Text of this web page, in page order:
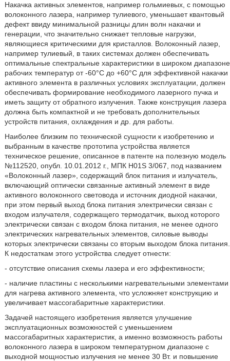
Накачка активных элементов, например гольмиевых, с помощью
волоконного лазера, например тулиевого, уменьшает квантовый
дефект ввиду минимальной разницы длин волн накачки и
генерации, что значительно снижает тепловые нагрузки,
являющиеся критическими для кристаллов. Волоконный лазер,
например тулиевый, в таких системах должен обеспечивать
оптимальные спектральные характеристики в широком диапазоне
рабочих температур от -60°С до +60°С для эффективной накачки
активного элемента в различных условиях эксплуатации, должен
обеспечивать формирование необходимого лазерного пучка и
иметь защиту от обратного излучения. Также конструкция лазера
должна быть компактной и не требовать дополнительных
устройств питания, охлаждения и др. для работы.
Наиболее близким по технической сущности к изобретению и
выбранным в качестве прототипа устройства является
техническое решение, описанное в патенте на полезную модель
№112520, опубл. 10.01.2012 г., МПК H01S 3/067, под названием
«Волоконный лазер», содержащий блок питания и излучатель,
включающий оптически связанные активный элемент в виде
активного волоконного световода и источник диодной накачки,
при этом первый выход блока питания электрически связан с
входом излучателя, содержащего термодатчик, выход которого
электрически связан с входом блока питания, не менее одного
электрических нагревательных элементов, силовые выводы
которых электрически связаны со вторым выходом блока питания.
К недостаткам этого устройства следует отнести:
- отсутствие описания схемы лазера и его эффективности;
- наличие пластины с несколькими нагревательными элементами
для нагрева активного элемента, что усложняет конструкцию и
увеличивает массогабаритные характеристики.
Задачей настоящего изобретения является улучшение
эксплуатационных возможностей с уменьшением
массогабаритных характеристик, а именно возможность работы
волоконного лазера в широком температурном диапазоне с
выходной мощностью излучения не менее 30 Вт. и повышение